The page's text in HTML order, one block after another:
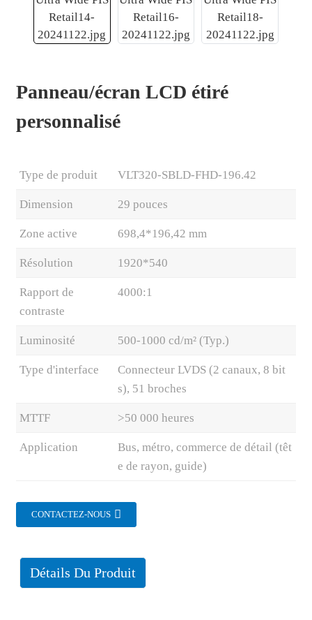
Panneau/écran LCD étiré
personnalisé
Type de produit VLT320-SBLD-FHD-196.42
Dimension 29 pouces
Zone active 698,4*196,42 mm
Résolution 1920*540
Rapport de
contraste
4000:1
Luminosité 500-1000 cd/m² (Typ.)
Type d'interface
Connecteur LVDS (2 canaux, 8 bit
s), 51 broches
MTTF >50 000 heures
Application
Bus, métro, commerce de détail (têt
e de rayon, guide)
CONTACTEZ-NOUS
Détails Du Produit